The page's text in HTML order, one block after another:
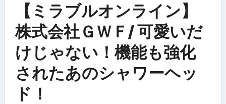
【ミラブルオンライン】
株式会社ＧＷＦ/ 可愛いだ
けじゃない！機能も強化
されたあのシャワーヘッ
ド！